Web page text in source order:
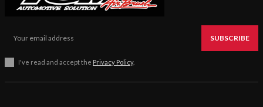
SUBSCRIBE
I've read and accept the Privacy Policy.